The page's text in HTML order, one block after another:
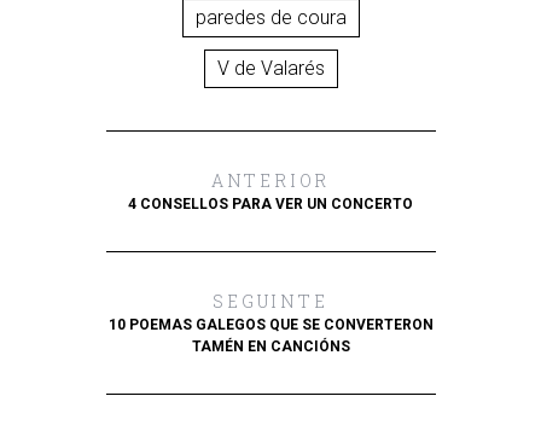
paredes de coura
V de Valarés
ANTERIOR
4 CONSELLOS PARA VER UN CONCERTO
SEGUINTE
10 POEMAS GALEGOS QUE SE CONVERTERON
TAMÉN EN CANCIÓNS